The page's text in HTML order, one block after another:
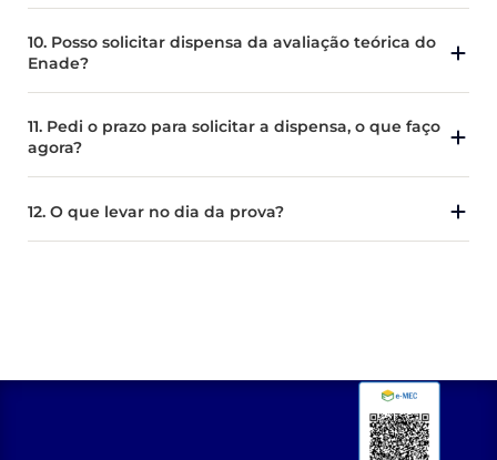
10. Posso solicitar dispensa da avaliação teórica do
Enade?
11. Pedi o prazo para solicitar a dispensa, o que faço
agora?
12. O que levar no dia da prova?